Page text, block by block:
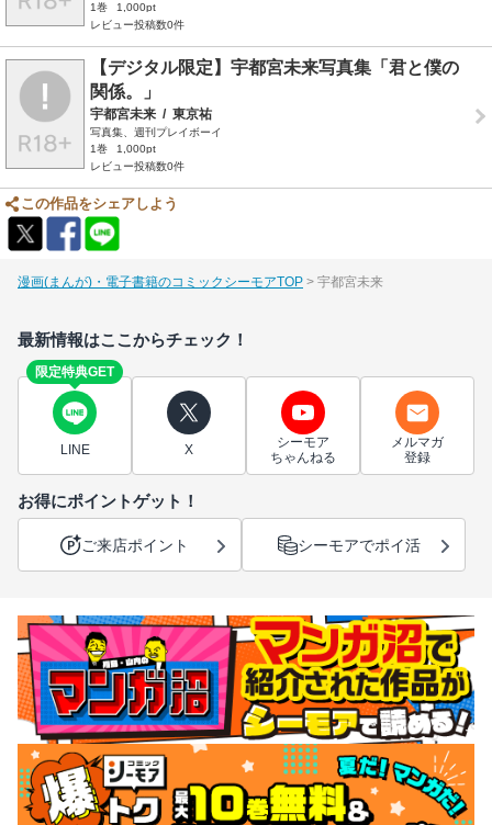
1巻
1,000pt
レビュー投稿数0件
【デジタル限定】宇都宮未来写真集「君と僕の
関係。」
宇都宮未来 / 東京祐
写真集、週刊プレイボーイ
1巻
1,000pt
レビュー投稿数0件
この作品をシェアしよう
漫画(まんが)・電子書籍のコミックシーモアTOP 宇都宮未来
最新情報はここからチェック！
限定特典GET
LINE X
シーモア
ちゃんねる
メルマガ
登録
お得にポイントゲット！
ご来店ポイント シーモアでポイ活